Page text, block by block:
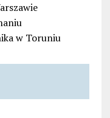
w Toruniu